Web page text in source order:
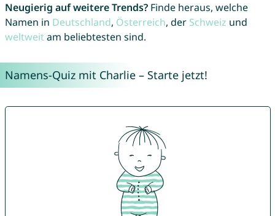
Neugierig auf weitere Trends?Finde heraus, welche
Namen in Deutschland, Österreich, der Schweiz und
weltweitam beliebtesten sind.
Namens-Quiz mit Charlie – Starte jetzt!